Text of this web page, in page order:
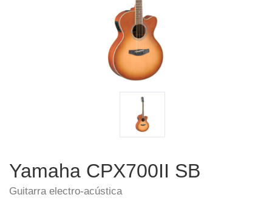
Yamaha CPX700II SB
Guitarra electro-acústica